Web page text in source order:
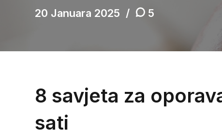
20 Januara 2025 5
8 savjeta za
sati